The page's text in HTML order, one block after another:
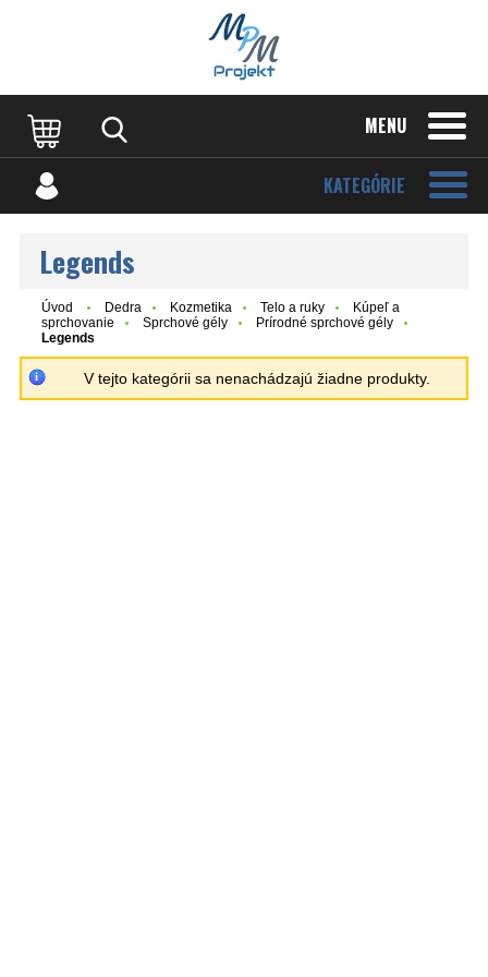
MENU
KATEGÓRIE
Legends
Úvod Dedra Kozmetika Telo a ruky
Kúpeľ a
sprchovanie
Sprchové gély
Prírodné sprchové gély
Legends
V tejto kategórii sa nenachádzajú žiadne produkty.